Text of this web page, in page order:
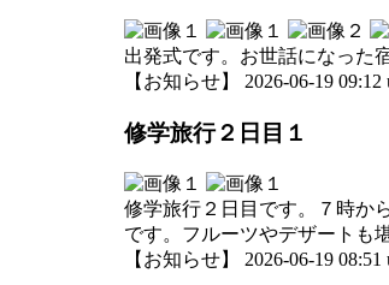
出発式です。お世話になった
【お知らせ】 2026-06-19 09:12
修学旅行２日目１
修学旅行２日目です。７時か
です。フルーツやデザートも
【お知らせ】 2026-06-19 08:51